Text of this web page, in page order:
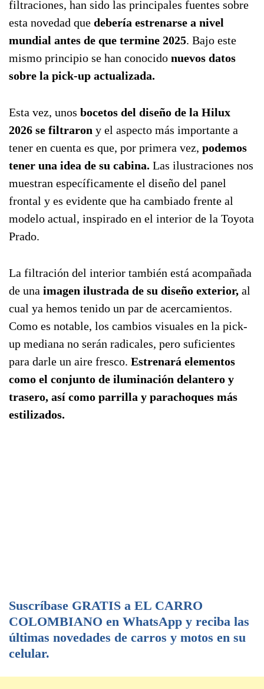
filtraciones, han sido las principales fuentes sobre
esta novedad que debería estrenarse a nivel
mundial antes de que termine 2025. Bajo este
mismo principio se han conocido nuevos datos
sobre la pick-up actualizada.
Esta vez, unos bocetos del diseño de la Hilux
2026 se filtraron y el aspecto más importante a
tener en cuenta es que, por primera vez, podemos
tener una idea de su cabina. Las ilustraciones nos
muestran específicamente el diseño del panel
frontal y es evidente que ha cambiado frente al
modelo actual, inspirado en el interior de la Toyota
Prado.
La filtración del interior también está acompañada
de una imagen ilustrada de su diseño exterior, al
cual ya hemos tenido un par de acercamientos.
Como es notable, los cambios visuales en la pick-
up mediana no serán radicales, pero suficientes
para darle un aire fresco. Estrenará elementos
como el conjunto de iluminación delantero y
trasero, así como parrilla y parachoques más
estilizados.
Suscríbase GRATIS a EL CARRO
COLOMBIANO en WhatsApp y reciba las
últimas novedades de carros y motos en su
celular.